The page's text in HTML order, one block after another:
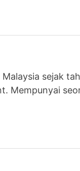
sejak
Mempunyai